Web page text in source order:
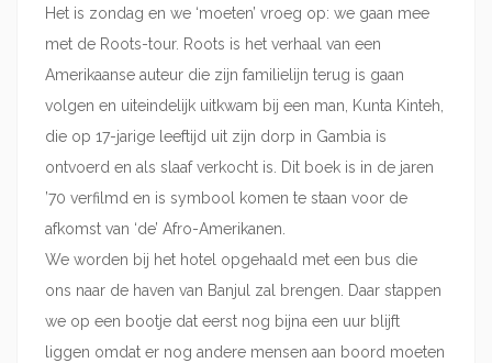
Het is zondag en we ‘moeten’ vroeg op: we gaan mee
met de Roots-tour. Roots is het verhaal van een
Amerikaanse auteur die zijn familielijn terug is gaan
volgen en uiteindelijk uitkwam bij een man, Kunta Kinteh,
die op 17-jarige leeftijd uit zijn dorp in Gambia is
ontvoerd en als slaaf verkocht is. Dit boek is in de jaren
’70 verfilmd en is symbool komen te staan voor de
afkomst van ‘de’ Afro-Amerikanen.
We worden bij het hotel opgehaald met een bus die
ons naar de haven van Banjul zal brengen. Daar stappen
we op een bootje dat eerst nog bijna een uur blijft
liggen omdat er nog andere mensen aan boord moeten